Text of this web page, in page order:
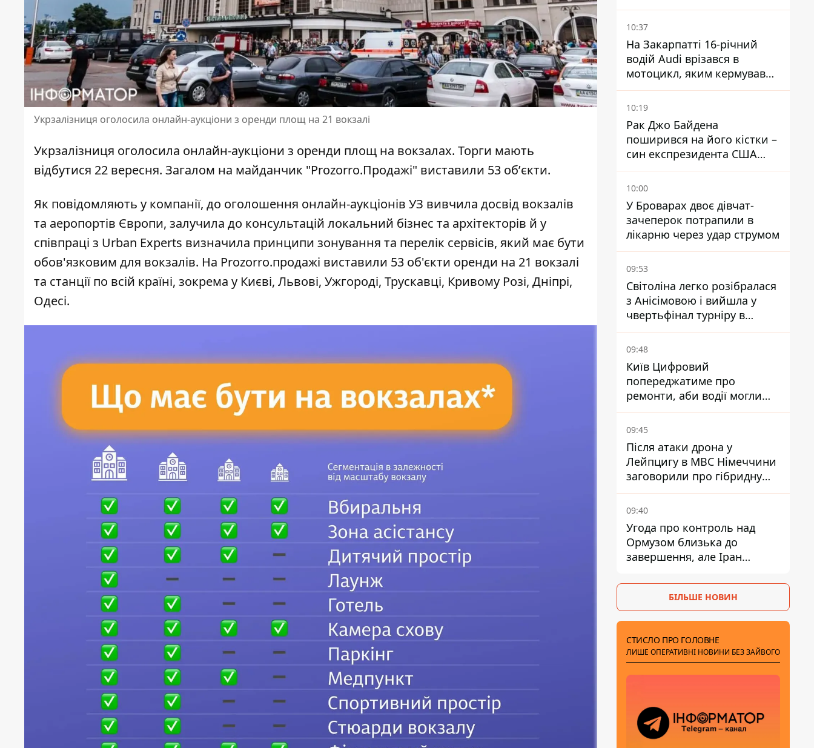
Укрзалізниця оголосила онлайн-аукціони з оренди площ на 21 вокзалі
Укрзалізниця оголосила онлайн-аукціони з оренди площ на вокзалах. Торги мають
відбутися 22 вересня. Загалом на майданчик "Prozorro.Продажі" виставили 53 обʼєкти.
Як повідомляють у компанії, до оголошення онлайн-аукціонів УЗ вивчила досвід вокзалів
та аеропортів Європи, залучила до консультацій локальний бізнес та архітекторів й у
співпраці з Urban Experts визначила принципи зонування та перелік сервісів, який має бути
обов'язковим для вокзалів. На Prozorro.продажі виставили 53 об'єкти оренди на 21 вокзалі
та станції по всій країні, зокрема у Києві, Львові, Ужгороді, Трускавці, Кривому Розі, Дніпрі,
Одесі.
водопостачання
10:37
На Закарпатті 16-річний
водій Audi врізався в
мотоцикл, яким кермував
10-річний хлопчик
10:19
Рак Джо Байдена
поширився на його кістки –
син експрезидента США
розповів, що хвороба
батька прогресує
10:00
У Броварах двоє дівчат-
зачеперок потрапили в
лікарню через удар струмом
09:53
Світоліна легко розібралася
з Анісімовою і вийшла у
чвертьфінал турніру в
Торонто
09:48
Київ Цифровий
попереджатиме про
ремонти, аби водії могли
уникати ділянок із заторами
09:45
Після атаки дрона у
Лейпцигу в МВС Німеччини
заговорили про гібридну
війну – ми щоденно є ціллю
09:40
Угода про контроль над
Ормузом близька до
завершення, але Іран
розкрили подробиці
БІЛЬШЕ НОВИН
СТИСЛО ПРО ГОЛОВНЕ
ЛИШЕ ОПЕРАТИВНІ НОВИНИ БЕЗ ЗАЙВОГО